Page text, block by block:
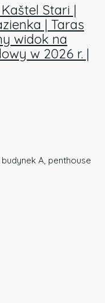
Stari |
| Taras
widok na
w 2026 r. |
A, penthouse